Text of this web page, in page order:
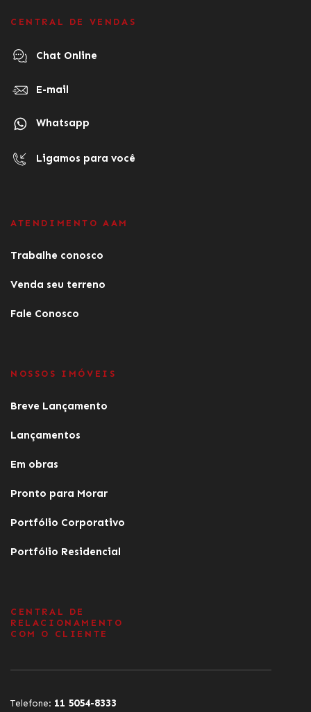
CENTRAL DE VENDAS
Chat Online
E-mail
Whatsapp
Ligamos para você
ATENDIMENTO AAM
Trabalhe conosco
Venda seu terreno
Fale Conosco
NOSSOS IMÓVEIS
Breve Lançamento
Lançamentos
Em obras
Pronto para Morar
Portfólio Corporativo
Portfólio Residencial
CENTRAL DE
RELACIONAMENTO
COM O CLIENTE
Telefone: 11 5054-8333